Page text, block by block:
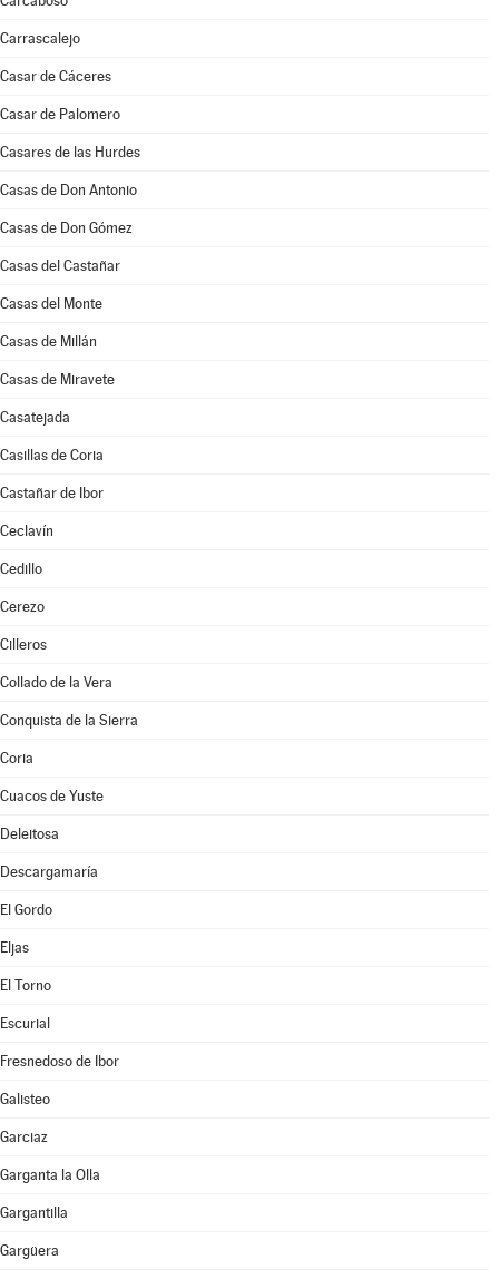
Carrascalejo
Casar de Cáceres
Casar de Palomero
Casares de las Hurdes
Casas de Don Antonio
Casas de Don Gómez
Casas del Castañar
Casas del Monte
Casas de Millán
Casas de Miravete
Casatejada
Casillas de Coria
Castañar de Ibor
Ceclavín
Cedillo
Cerezo
Cilleros
Collado de la Vera
Conquista de la Sierra
Coria
Cuacos de Yuste
Deleitosa
Descargamaría
El Gordo
Eljas
El Torno
Escurial
Fresnedoso de Ibor
Galisteo
Garciaz
Garganta la Olla
Gargantilla
Gargüera